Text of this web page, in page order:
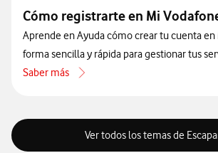
Cómo registrarte en Mi
Aprende en Ayuda cómo crear tu cuenta en
forma sencilla y rápida para gestionar tus
Saber más
acerca de Cómo registrarte en Mi Vodafone
Ver todos los temas de